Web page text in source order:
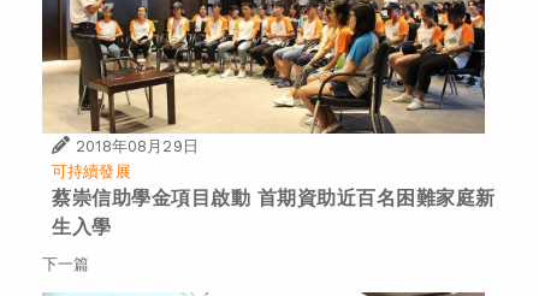
2018年08月29日
可持續發展
蔡崇信助學金項目啟動 首期資助近百名困難家庭新
生入學
下一篇